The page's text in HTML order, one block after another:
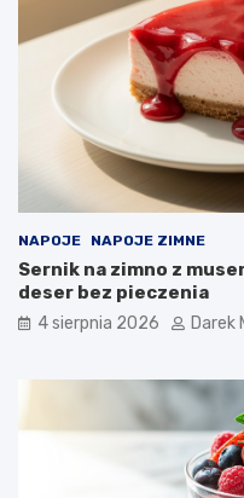
NAPOJE NAPOJE ZIMNE
Sernik na zimno z
deser bez pieczenia
4 sierpnia 2026 Darek